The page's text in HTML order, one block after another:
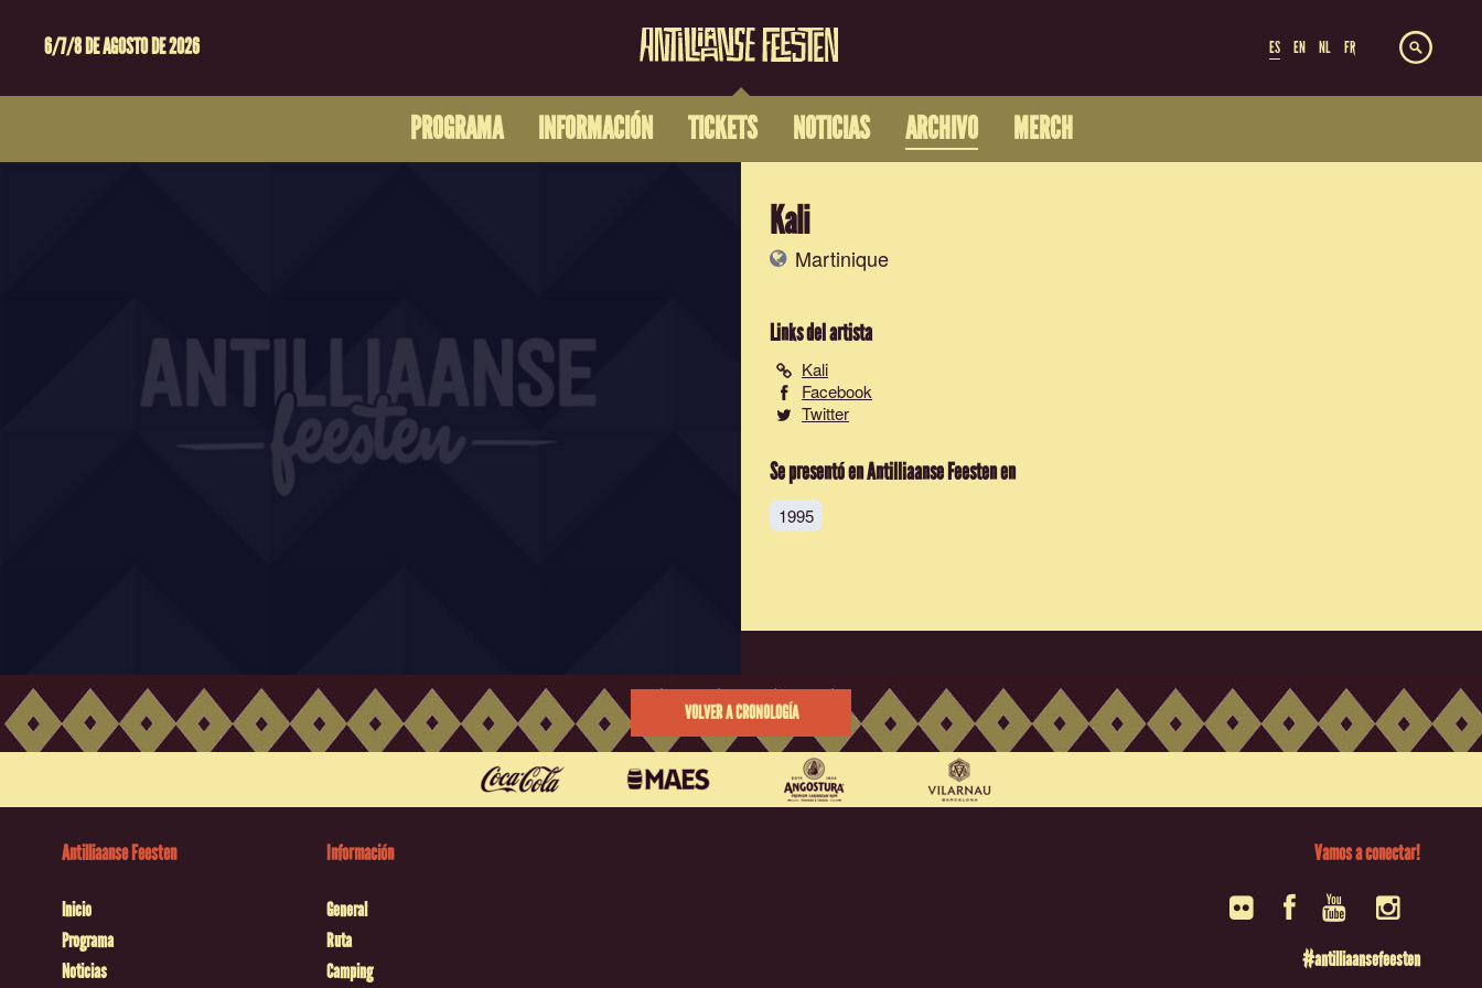
6/7/8 DE AGOSTO DE 2026 ES EN NL FR
PROGRAMA INFORMACIÓN TICKETS NOTICIAS ARCHIVO MERCH
Kali
Martinique
Links del artista
Kali
Facebook
Twitter
Se presentó en Antilliaanse Feesten en
1995
VOLVER A CRONOLOGÍA
Antilliaanse Feesten
Inicio
Programa
Noticias
Información
General
Ruta
Camping
Vamos a conectar!
#antilliaansefeesten